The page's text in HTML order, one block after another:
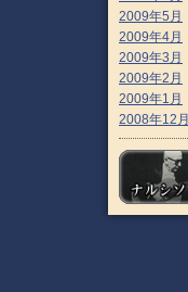
2009年5月
2009年4月
2009年3月
2009年2月
2009年1月
2008年12月